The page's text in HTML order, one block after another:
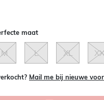
maat
M L XL
Mail me bij nieuwe